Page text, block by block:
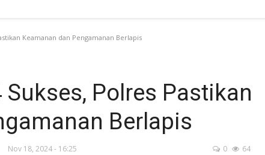
Keamanan dan Pengamanan Berlapis
Polres Pastikan
Berlapis
Nov 18, 2024 - 16:25 0 64